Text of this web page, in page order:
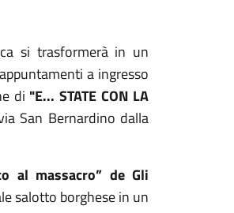
si trasformerà in un
a ingresso
di "E... STATE CON LA
San Bernardino dalla
al massacro” de Gli
salotto borghese in un